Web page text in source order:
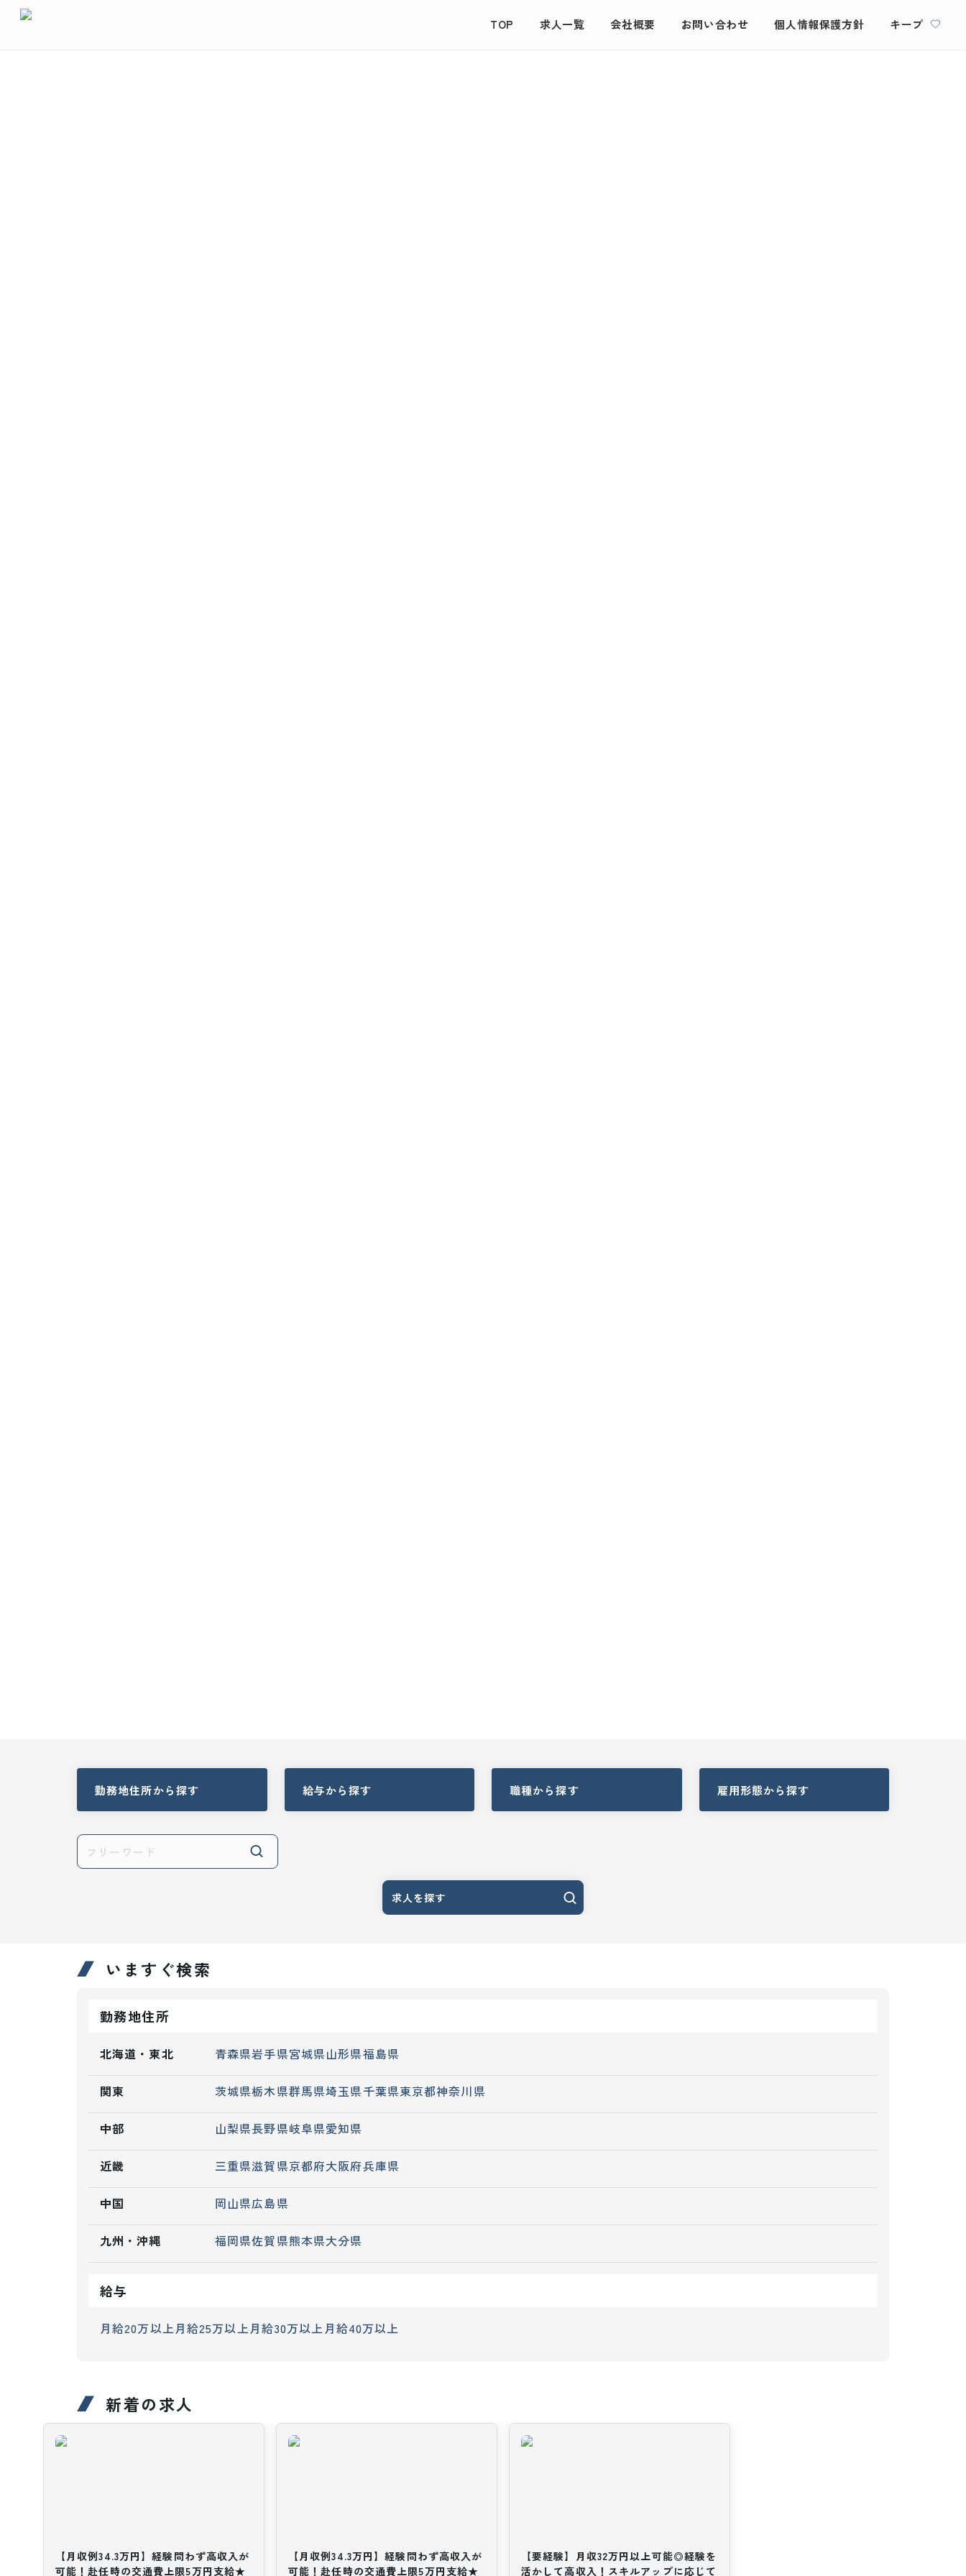
TOP 求人一覧 会社概要 お問い合わせ 個人情報保護方針 キープ
勤務地住所から探す 給与から探す 職種から探す 雇用形態から探す
求人を探す
いますぐ検索
勤務地住所
北海道・東北 青森県岩手県宮城県山形県福島県
関東 茨城県栃木県群馬県埼玉県千葉県東京都神奈川県
中部 山梨県長野県岐阜県愛知県
近畿 三重県滋賀県京都府大阪府兵庫県
中国 岡山県広島県
九州・沖縄 福岡県佐賀県熊本県大分県
給与
月給20万以上月給25万以上月給30万以上月給40万以上
新着の求人
【月収例34.3万円】経験問わず高収入が
可能！赴任時の交通費上限5万円支給★
【月収例34.3万円】経験問わず高収入が
可能！赴任時の交通費上限5万円支給★
【要経験】月収32万円以上可能◎経験を
活かして高収入！スキルアップに応じて